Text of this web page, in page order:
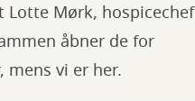
Mørk, hospicechef
åbner de for
vi er her.